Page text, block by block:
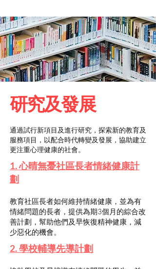
研究及發展
通過試行新項目及進行研究，探索新的教育及
服務項目，以配合時代轉變及發展，協助建立
更注重心理健康的社會。
1. 心晴無憂社區長者情緒健康計
劃
教育社區長者如何維持情緒健康，並為有
情緒問題的長者，提供為期3個月的綜合改
善計劃，幫助他們及早恢復精神健康，減
少惡化的機會。
2. 學校輔導先導計劃